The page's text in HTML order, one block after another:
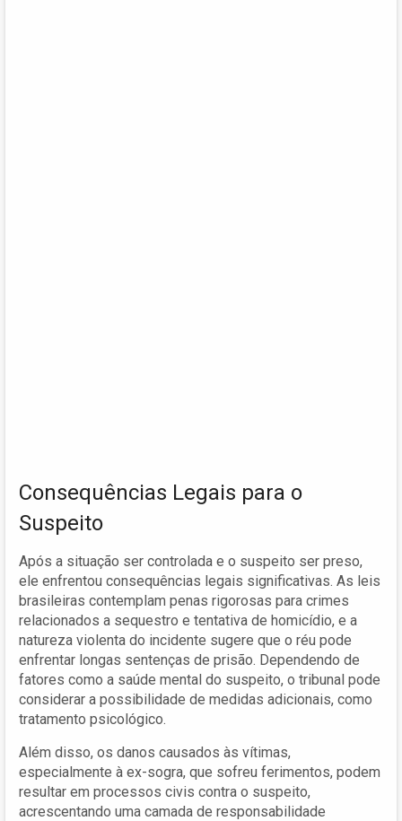
Consequências Legais para o
Suspeito
Após a situação ser controlada e o suspeito ser preso,
ele enfrentou consequências legais significativas. As leis
brasileiras contemplam penas rigorosas para crimes
relacionados a sequestro e tentativa de homicídio, e a
natureza violenta do incidente sugere que o réu pode
enfrentar longas sentenças de prisão. Dependendo de
fatores como a saúde mental do suspeito, o tribunal pode
considerar a possibilidade de medidas adicionais, como
tratamento psicológico.
Além disso, os danos causados às vítimas,
especialmente à ex-sogra, que sofreu ferimentos, podem
resultar em processos civis contra o suspeito,
acrescentando uma camada de responsabilidade